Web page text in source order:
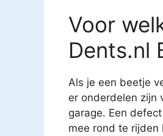
Voor
Dents.nl
Als je een beetje
er onderdelen zijn
garage. Een
mee rond te rijden